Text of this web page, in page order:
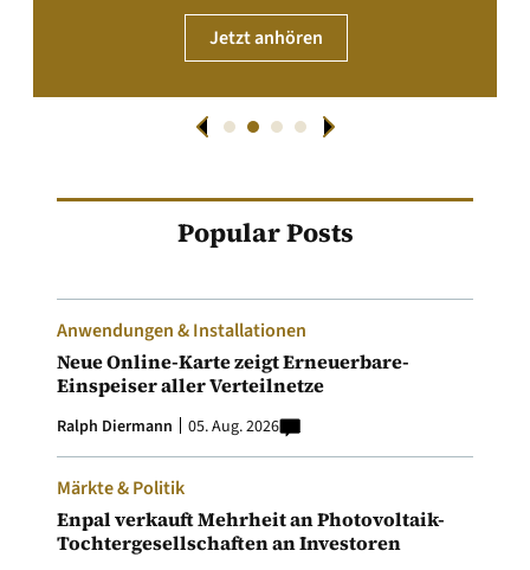
Jetzt anhören
Popular Posts
Anwendungen & Installationen
Neue Online-Karte zeigt Erneuerbare-
Einspeiser aller Verteilnetze
Ralph Diermann 05. Aug. 2026
Märkte & Politik
Enpal verkauft Mehrheit an Photovoltaik-
Tochtergesellschaften an Investoren